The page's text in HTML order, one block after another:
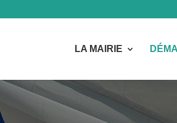
LA MAIRIE